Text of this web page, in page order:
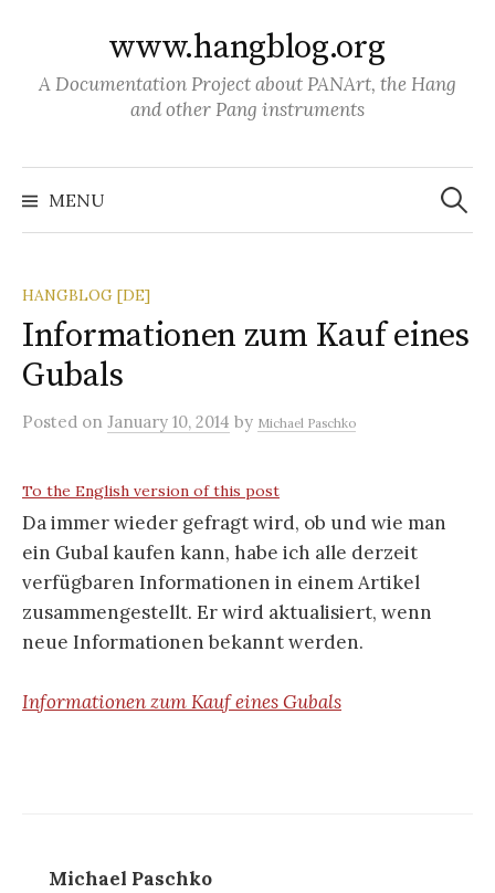
o
c
n
t
www.hangblog.org
A Documentation Project about PANArt, the Hang
and other Pang instruments
MENU e
a
:
HANGBLOG [DE]
Informationen zum Kauf eines
Gubals
Posted on January 10, 2014 by Michael Paschko
To the English version of this post
Da immer wieder gefragt wird, ob und wie man
ein Gubal kaufen kann, habe ich alle derzeit
verfügbaren Informationen in einem Artikel
zusammengestellt. Er wird aktualisiert, wenn
neue Informationen bekannt werden.
Informationen zum Kauf eines Gubals
Michael Paschko